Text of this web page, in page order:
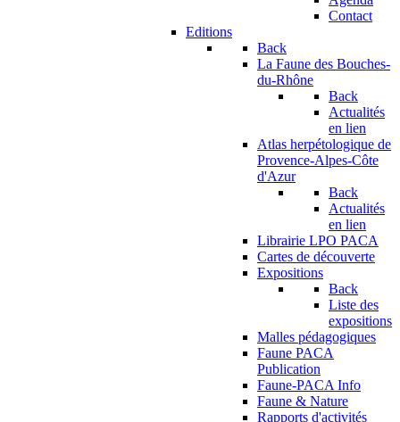
Contact
Editions
Back
La Faune des Bouches-
du-Rhône
Back
Actualités
en lien
Atlas herpétologique de
Provence-Alpes-Côte
d'Azur
Back
Actualités
en lien
Librairie LPO PACA
Cartes de découverte
Expositions
Back
Liste des
expositions
Malles pédagogiques
Faune PACA
Publication
Faune-PACA Info
Faune & Nature
Rapports d'activités